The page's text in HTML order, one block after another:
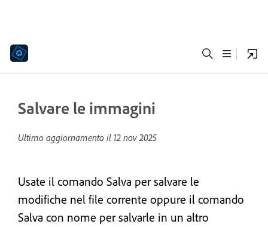
Salvare le immagini
Ultimo aggiornamento il 12 nov 2025
Usate il comando Salva per salvare le
modifiche nel file corrente oppure il comando
Salva con nome per salvarle in un altro